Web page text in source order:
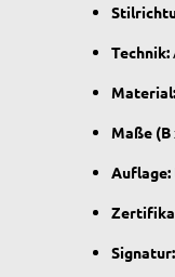
Technik:
Material:
Maße (B
Auflage:
Signatur: